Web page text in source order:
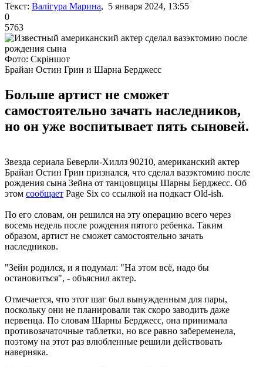
Текст: Валігура Марина, 5 января 2024, 13:55
0
5763
Фото: Скріншот
Брайан Остин Грин и Шарна Берджесс
Больше артист не сможет
самостоятельно зачать наследников,
но он уже воспитывает пять сыновей.
Звезда сериала Беверли-Хиллз 90210, американский актер
Брайан Остин Грин признался, что сделал вазэктомию после
рождения сына Зейна от танцовщицы Шарны Берджесс. Об
этом сообщает Page Six со ссылкой на подкаст Old-ish.
По его словам, он решился на эту операцию всего через
восемь недель после рождения пятого ребенка. Таким
образом, артист не сможет самостоятельно зачать
наследников.
"Зейн родился, и я подумал: "На этом всё, надо бы
остановиться", - объяснил актер.
Отмечается, что этот шаг был вынужденным для пары,
поскольку они не планировали так скоро заводить даже
первенца. По словам Шарны Берджесс, она принимала
противозачаточные таблетки, но все равно забеременела,
поэтому на этот раз влюбленные решили действовать
наверняка.